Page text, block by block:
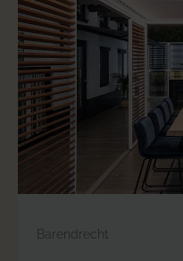
Barendrecht